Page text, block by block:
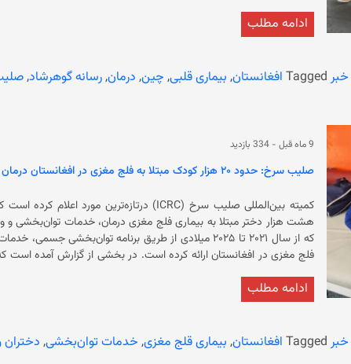
ادامه مطلب
خبر Tagged افغانستان, بیماری قلبی, چین, درمان,رسانه گوهرشاد,
9 ماه قبل - 334 بازدید
صلیب سرخ: حدود ۲۰ هزار کودک مبتلا به فلج مغزی در افغانستان درمان شدند
که از سال ۲۰۲۱ تا ۲۰۲۵ میلادی از طریق برنامه
فلج مغزی در افغانستان ارائه کرده است.
فعالیت‌هایی مانند فوتسال، درمان تفریحی و سایر ابتکارات اجتماعی
ادامه مطلب
خبر Tagged افغانستان, بیماری قلج مغزی, خدمات توان‌بخشی,